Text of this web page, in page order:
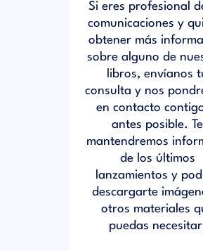
Si eres profesional
comunicaciones y
obtener más
sobre alguno de
libros, envíanos
consulta y nos
en contacto
antes posible. Te
mantendremos
de los últimos
lanzamientos y
descargarte
otros materiales
puedas